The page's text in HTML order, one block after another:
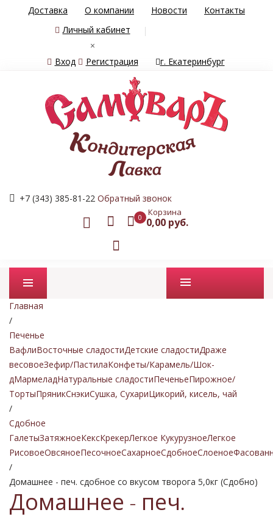
Доставка О компании Новости
Контакты
Личный кабинет
×
Вход
Регистрация г. Екатеринбург
+7 (343) 385-81-22 Обратный звонок
0 Корзина
0,00 руб.
Промо товары
Главная
/
Печенье
ВафлиВосточные сладостиДетские сладостиДраже
весовоеЗефир/ПастилаКонфеты/Карамель/Шок-
дМармеладНатуральные сладостиПеченьеПирожное/
ТортыПряникСнэкиСушка, СухариЦикорий, кисель, чай
/
Сдобное
ГалетыЗатяжноеКексКрекерЛегкое КукурузноеЛегкое
РисовоеОвсяноеПесочноеСахарноеСдобноеСлоеное
/
Домашнее - печ. сдобное со вкусом творога 5,0кг (Сдобно)
Домашнее - печ.